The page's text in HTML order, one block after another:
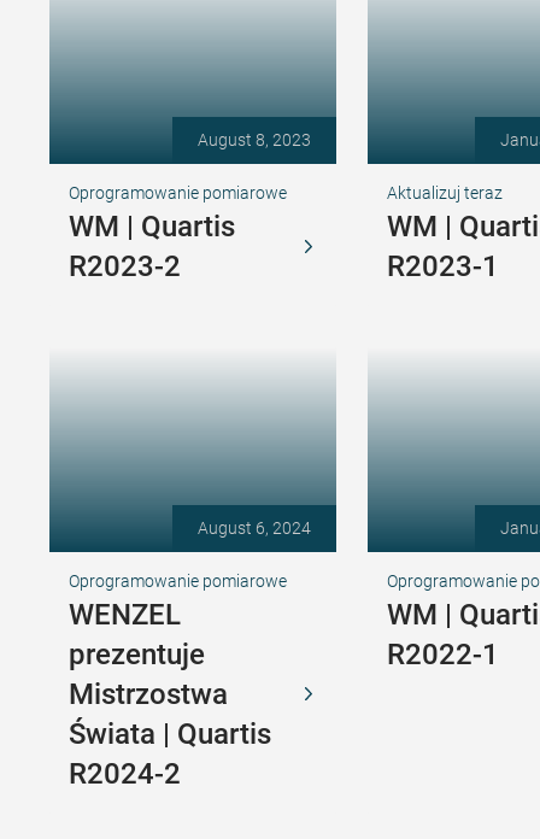
August 8, 2023
Oprogramowanie pomiarowe
WM | Quartis
R2023-2
Aktualizuj teraz
WM |
R2023-1
August 6, 2024
Oprogramowanie pomiarowe
WENZEL
prezentuje
Mistrzostwa
Świata | Quartis
R2024-2
Oprogramowanie
WM |
R2022-1